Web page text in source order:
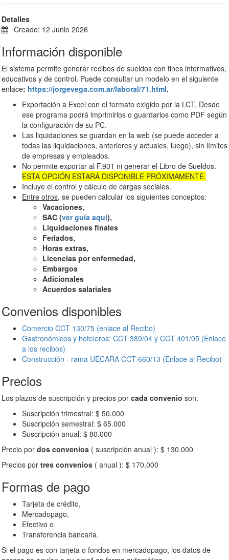
Detalles
Creado: 12 Junio 2026
Información disponible
El sistema permite generar recibos de sueldos con fines informativos,
educativos y de control. Puede consultar un modelo en el siguiente
enlace: https://jorgevega.com.ar/laboral/71.html.
Exportación a Excel con el formato exigido por la LCT. Desde
ese programa podrá imprimirlos o guardarlos como PDF según
la configuración de su PC.
Las liquidaciones se guardan en la web (se puede acceder a
todas las liquidaciones, anteriores y actuales, luego), sin límites
de empresas y empleados.
No permite exportar al F.931 ni generar el Libro de Sueldos.
ESTA OPCIÓN ESTARÁ DISPONIBLE PRÓXIMAMENTE.
Incluye el control y cálculo de cargas sociales.
Entre otros, se pueden calcular los siguientes conceptos:
Vacaciones,
SAC (ver guía aquí),
Liquidaciones finales
Feriados,
Horas extras,
Licencias por enfermedad,
Embargos
Adicionales
Acuerdos salariales
Convenios disponibles
Comercio CCT 130/75 (enlace al Recibo)
Gastronómicos y hoteleros: CCT 389/04 y CCT 401/05 (Enlace
a los recibos)
Construcción - rama UECARA CCT 660/13 (Enlace al Recibo)
Precios
Los plazos de suscripción y precios por cada convenio son:
Suscripción trimestral: $ 50.000
Suscripción semestral: $ 65.000
Suscripción anual: $ 80.000
Precio por dos convenios ( suscripción anual ): $ 130.000
Precios por tres convenios ( anual ): $ 170.000
Formas de pago
Tarjeta de crédito,
Mercadopago,
Efectivo o
Transferencia bancaria.
Si el pago es con tarjeta o fondos en mercadopago, los datos de